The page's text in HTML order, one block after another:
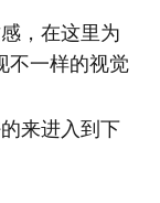
，在这里为
不一样的视觉
来进入到下